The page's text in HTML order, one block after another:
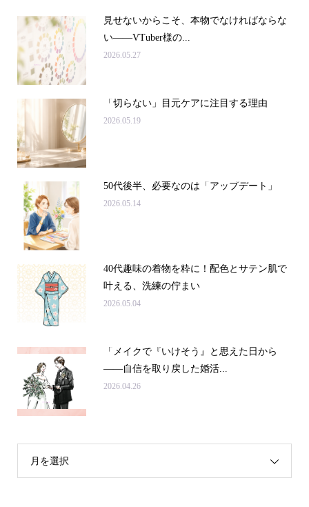
見せないからこそ、本物でなければならな
い――VTuber様の...
2026.05.27
「切らない」目元ケアに注目する理由
2026.05.19
50代後半、必要なのは「アップデート」
2026.05.14
40代趣味の着物を粋に！配色とサテン肌で
叶える、洗練の佇まい
2026.05.04
「メイクで『いけそう』と思えた日から
——自信を取り戻した婚活...
2026.04.26
月を選択